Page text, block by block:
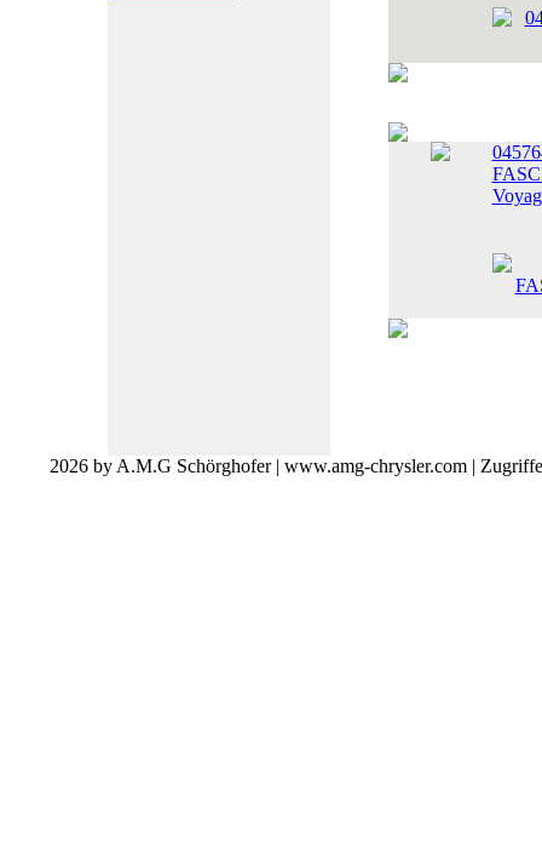
2026 by A.M.G Schörghofer | www.amg-chrysler.com |